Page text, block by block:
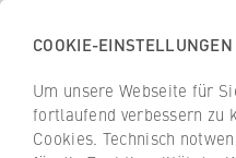
Zurück
Startseite
INa
Institut für Nachhaltigkeit
COOKIE-EINSTELLUNGEN
Um unsere Webseite für
fortlaufend verbessern zu
Cookies. Technisch